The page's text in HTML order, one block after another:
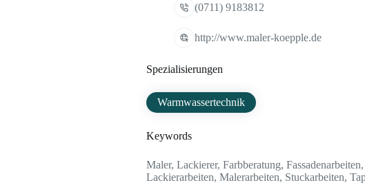
(0711) 9183812
http://www.maler-koepple.de
Spezialisierungen
Warmwassertechnik
Keywords
Maler, Lackierer, Farbberatung,
Lackierarbeiten, Malerarbeiten, Stuckarbeiten,